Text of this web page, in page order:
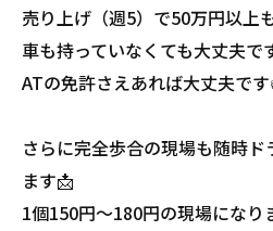
売り上げ（週5）で50万円以上
車も持っていなくても大丈夫で
ATの免許さえあれば大丈夫で
さらに完全歩合の現場も随時
ます📩
1個150円〜180円の現場になり